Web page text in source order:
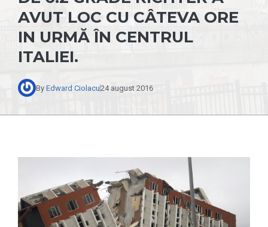
AVUT LOC CU CÂTEVA ORE
IN URMĂ ÎN CENTRUL
ITALIEI.
By Edward Ciolacu24 august 2016